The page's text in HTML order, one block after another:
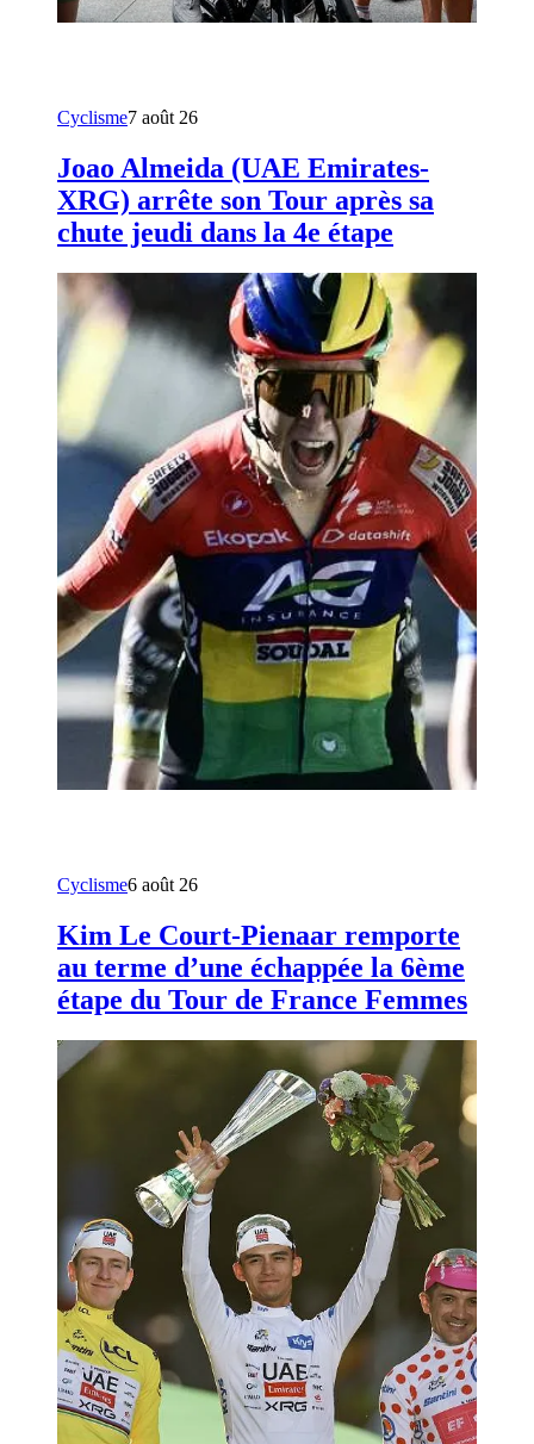
Cyclisme7 août 26
Joao Almeida (UAE Emirates-
XRG) arrête son Tour après sa
chute jeudi dans la 4e étape
Cyclisme6 août 26
Kim Le Court-Pienaar remporte
au terme d’une échappée la 6ème
étape du Tour de France Femmes